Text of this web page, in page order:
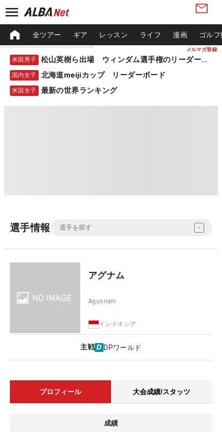
メルマガ登録
全ツアー ギア レッスン ライフ 漫画 ゴル
米国男子 松山英樹ら出場 ウィンダム選手権のリーダーボード
国内女子 北海道meijiカップ リーダーボード
米国女子 最新の世界ランキング
選手情報
アグナム
Agusnam
インドネシア
主戦 DPワールド
プロフィール 大会成績/スタッツ
成績